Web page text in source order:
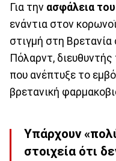
Για την ασφάλεια
ενάντια στον
στιγμή στη
Πόλαρντ, διευθυντής
που ανέπτυξε το
βρετανική
Υπάρχουν
στοιχεία ότι